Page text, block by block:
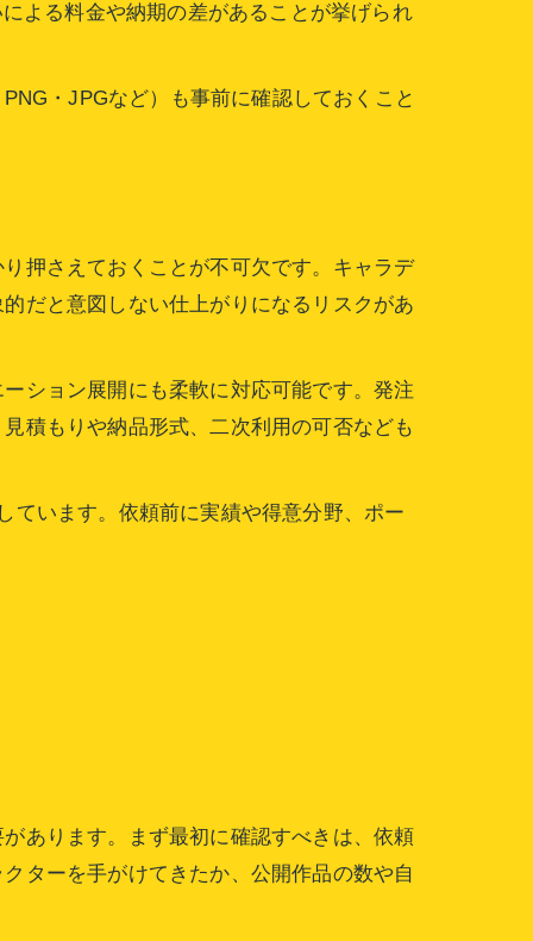
よる料金や納期の差があることが挙げられ
・JPGなど）も事前に確認しておくこと
押さえておくことが不可欠です。キャラデ
だと意図しない仕上がりになるリスクがあ
ション展開にも柔軟に対応可能です。発注
積もりや納品形式、二次利用の可否なども
ています。依頼前に実績や得意分野、ポー
あります。まず最初に確認すべきは、依頼
ターを手がけてきたか、公開作品の数や自